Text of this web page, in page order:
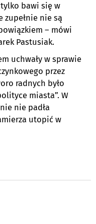
bawi się w
zupełnie nie są
– mówi
Pastusiak.
uchwały w sprawie
przez
radnych było
miasta”. W
nie padła
utopić w